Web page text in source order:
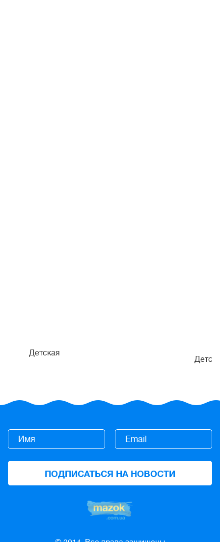
Детская